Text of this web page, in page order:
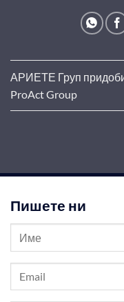
АРИЕТЕ Груп
ProAct Group
Пишете ни